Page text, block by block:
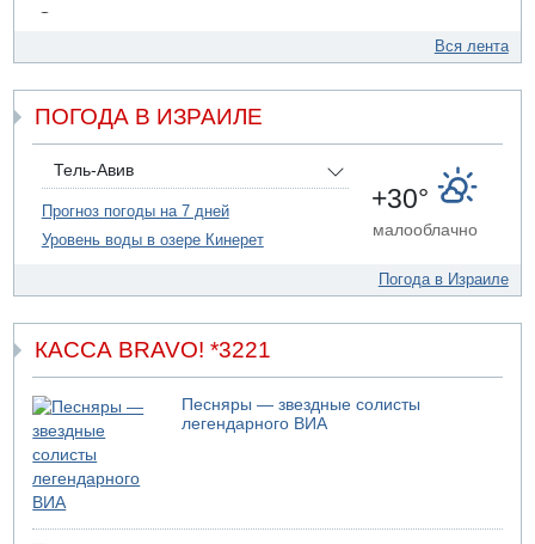
Саудовская Аравия сообщает о нападении хуситов
06.08.2026 13:43
И еще иранские агенты
06.08.2026 13:13
Арестованы двое подозреваемых в стрельбе по
электрической компании
Вся лента
ПОГОДА В ИЗРАИЛЕ
Тель-Авив
Прогноз погоды на 7 дней
Уровень воды в озере Кинерет
+30°
малооблачно
Погода в Израиле
КАССА BRAVO! *3221
Песняры — звездные солисты
легендарного ВИА